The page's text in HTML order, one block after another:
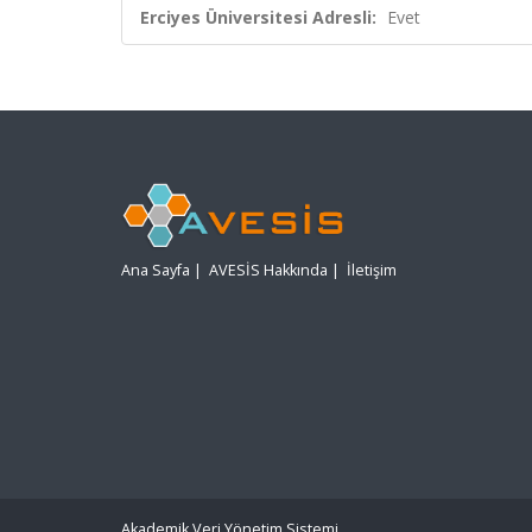
Erciyes Üniversitesi Adresli: Evet
Ana Sayfa | AVESİS Hakkında | İletişim